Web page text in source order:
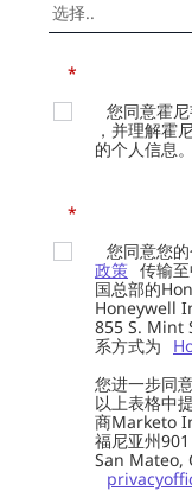
*
您同意霍
，并理解霍
的个人信息。
*
您同意您
政策 传输
国总部的
Honeywell
855 S. Mint
系方式为
您进一步同
以上表格中
商Marketo
福尼亚州
San Mateo,